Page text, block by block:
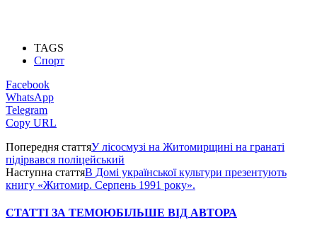
TAGS
Спорт
Facebook
WhatsApp
Telegram
Copy URL
Попередня статтяУ лісосмузі на Житомирщині на гранаті
підірвався поліцейський
Наступна статтяВ Домі української культури презентують
книгу «Житомир. Серпень 1991 року».
СТАТТІ ЗА ТЕМОЮБІЛЬШЕ ВІД АВТОРА